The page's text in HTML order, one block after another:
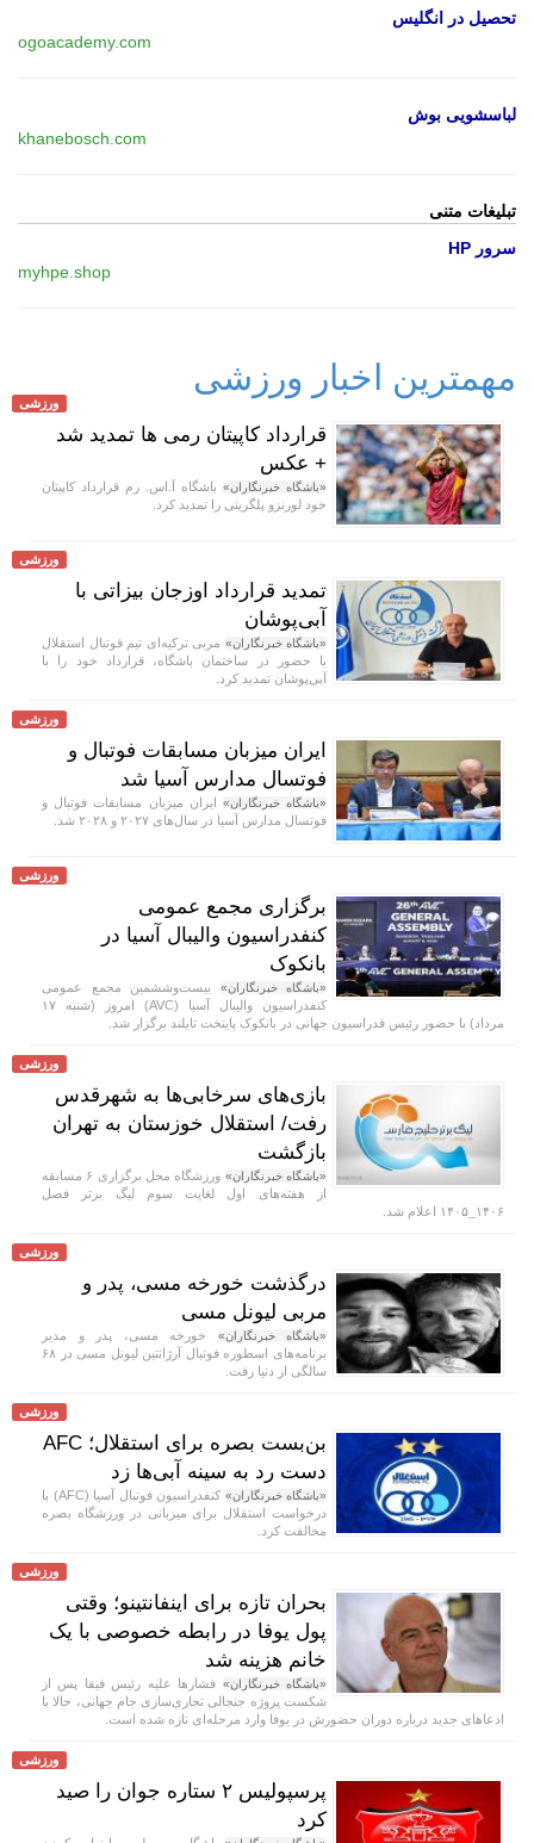
تحصیل در انگلیس
ogoacademy.com
لباسشویی بوش
khanebosch.com
تبلیغات متنی
سرور HP
myhpe.shop
مهمترین اخبار ورزشی
ورزشی
قرارداد کاپیتان رمی ها تمدید شد
+ عکس
«باشگاه خبرنگاران» باشگاه آ.اس. رم قرارداد کاپیتان
خود لورنزو پلگرینی را تمدید کرد.
ورزشی
تمدید قرارداد اوزجان بیزاتی با
آبی‌پوشان
«باشگاه خبرنگاران» مربی ترکیه‌ای تیم فوتبال استقلال
با حضور در ساختمان باشگاه، قرارداد خود را با
آبی‌پوشان تمدید کرد.
ورزشی
ایران میزبان مسابقات فوتبال و
فوتسال مدارس آسیا شد
«باشگاه خبرنگاران» ایران میزبان مسابقات فوتبال و
فوتسال مدارس آسیا در سال‌های ۲۰۲۷ و ۲۰۲۸ شد.
ورزشی
برگزاری مجمع عمومی
کنفدراسیون والیبال آسیا در
بانکوک
«باشگاه خبرنگاران» بیست‌وششمین مجمع عمومی
کنفدراسیون والیبال آسیا (AVC) امروز (شنبه ۱۷
مرداد) با حضور رئیس فدراسیون جهانی در بانکوک پایتخت تایلند برگزار شد.
ورزشی
بازی‌های سرخابی‌ها به شهرقدس
رفت/ استقلال خوزستان به تهران
بازگشت
«باشگاه خبرنگاران»
ورزشگاه محل برگزاری ۶ مسابقه
از هفته‌های اول لغایت سوم لیگ برتر فصل
۱۴۰۶_۱۴۰۵ اعلام شد.
ورزشی
درگذشت خورخه مسی، پدر و
مربی لیونل مسی
«باشگاه خبرنگاران» خورخه مسی، پدر و مدیر
برنامه‌های اسطوره فوتبال آرژانتین لیونل مسی در ۶۸
سالگی از دنیا رفت.
ورزشی
بن‌بست بصره برای استقلال؛ AFC
دست رد به سینه آبی‌ها زد
«باشگاه خبرنگاران»
کنفدراسیون فوتبال آسیا (AFC) با
درخواست استقلال برای میزبانی در ورزشگاه بصره
مخالفت کرد.
ورزشی
بحران تازه برای اینفانتینو؛ وقتی
پول یوفا در رابطه خصوصی با یک
خانم هزینه شد
«باشگاه خبرنگاران» فشار‌ها علیه رئیس فیفا پس از
شکست پروژه جنجالی تجاری‌سازی جام جهانی، حالا با
ادعا‌های جدید درباره دوران حضورش در یوفا وارد مرحله‌ای تازه شده است.
ورزشی
پرسپولیس ۲ ستاره جوان را صید
کرد